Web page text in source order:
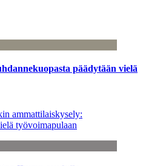
päädytään vielä
ammattilaiskysely:
työvoimapulaan